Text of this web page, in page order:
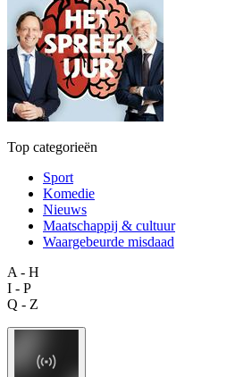
Top categorieën
Sport
Komedie
Nieuws
Maatschappij & cultuur
Waargebeurde misdaad
A - H
I - P
Q - Z